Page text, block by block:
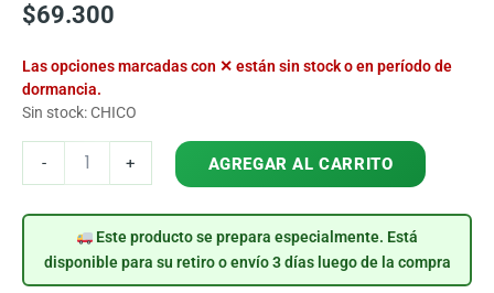
$69.300
Las opciones marcadas con ✕ están sin stock o en período de
dormancia.
Sin stock: CHICO
-
cantidad
+ AGREGAR AL CARRITO
Este producto se prepara especialmente. Está
disponible para su retiro o envío 3 días luego de la compra